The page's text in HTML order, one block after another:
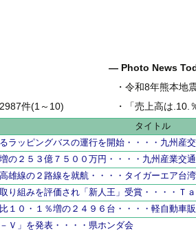
― Photo News
・令和8年熊本地
・
「売上高は.10.％増の
件(1～10)
タイトル
ラッピングバスの運行を開始・・・・九州産
の２５３億７５００万円・・・・九州産業交
雄線の２路線を就航・・・・タイガーエア台湾
り組みを評価され「新人王」受賞・・・・Ｔ
１０・１％増の２４９６台・・・・軽自動車
Ｖ」を発表・・・・県ホンダ会